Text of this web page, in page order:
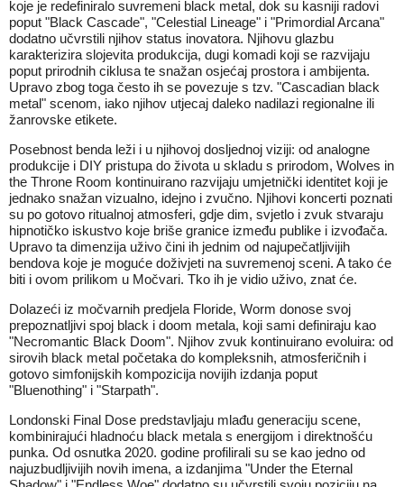
koje je redefiniralo suvremeni black metal, dok su kasniji radovi
poput "Black Cascade", "Celestial Lineage" i "Primordial Arcana"
dodatno učvrstili njihov status inovatora. Njihovu glazbu
karakterizira slojevita produkcija, dugi komadi koji se razvijaju
poput prirodnih ciklusa te snažan osjećaj prostora i ambijenta.
Upravo zbog toga često ih se povezuje s tzv. "Cascadian black
metal" scenom, iako njihov utjecaj daleko nadilazi regionalne ili
žanrovske etikete.
Posebnost benda leži i u njihovoj dosljednoj viziji: od analogne
produkcije i DIY pristupa do života u skladu s prirodom, Wolves in
the Throne Room kontinuirano razvijaju umjetnički identitet koji je
jednako snažan vizualno, idejno i zvučno. Njihovi koncerti poznati
su po gotovo ritualnoj atmosferi, gdje dim, svjetlo i zvuk stvaraju
hipnotičko iskustvo koje briše granice između publike i izvođača.
Upravo ta dimenzija uživo čini ih jednim od najupečatljivijih
bendova koje je moguće doživjeti na suvremenoj sceni. A tako će
biti i ovom prilikom u Močvari. Tko ih je vidio uživo, znat će.
Dolazeći iz močvarnih predjela Floride, Worm donose svoj
prepoznatljivi spoj black i doom metala, koji sami definiraju kao
"Necromantic Black Doom". Njihov zvuk kontinuirano evoluira: od
sirovih black metal početaka do kompleksnih, atmosferičnih i
gotovo simfonijskih kompozicija novijih izdanja poput
"Bluenothing" i "Starpath".
Londonski Final Dose predstavljaju mlađu generaciju scene,
kombinirajući hladnoću black metala s energijom i direktnošću
punka. Od osnutka 2020. godine profilirali su se kao jedno od
najuzbudljivijih novih imena, a izdanjima "Under the Eternal